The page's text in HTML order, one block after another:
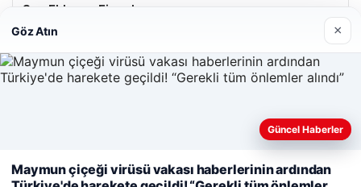
Son Eklenen Firmalar
28/04/2026
deneyiminizi kişiselleştirmek ve geliştirmek amacıyla çerezler
Göz Atın ×
Güncel Haberler
Maymun çiçeği virüsü vakası haberlerinin ardından